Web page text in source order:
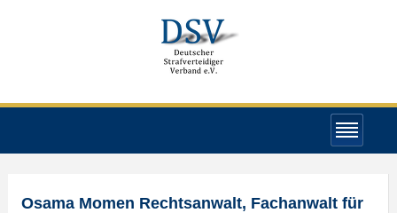
Osama Momen Rechtsanwalt, Fachanwalt für